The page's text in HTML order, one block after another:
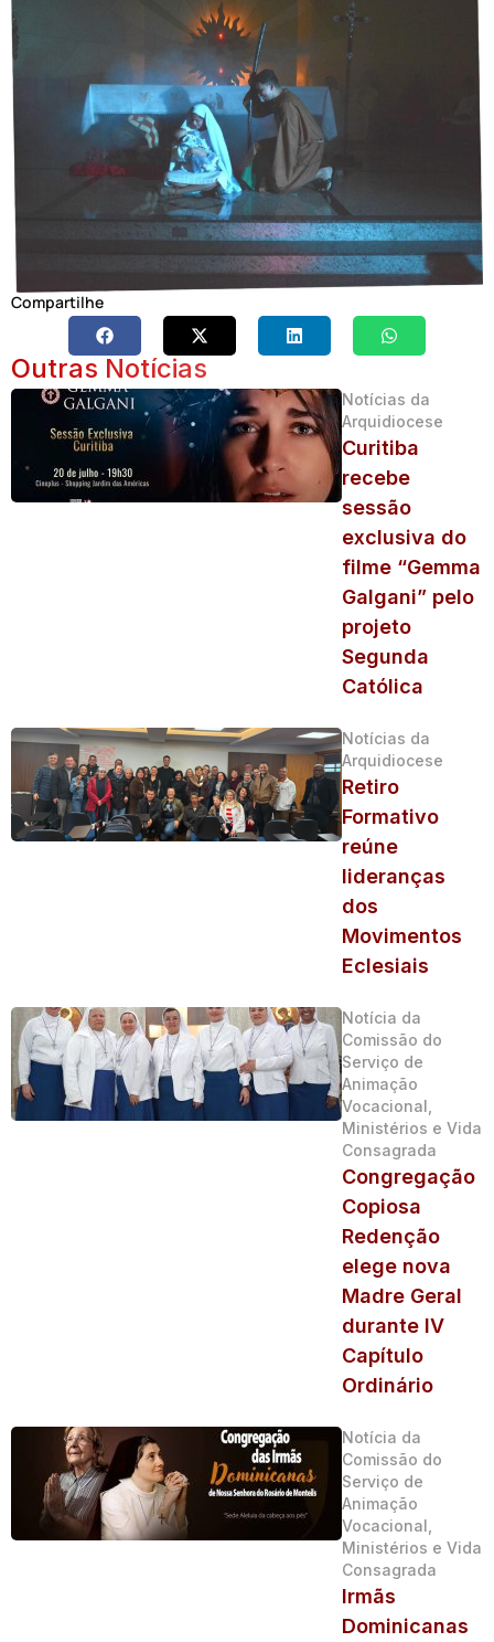
Compartilhe
Outras Notícias
Notícias da
Arquidiocese
Curitiba
recebe
sessão
exclusiva do
filme “Gemma
Galgani” pelo
projeto
Segunda
Católica
Notícias da
Arquidiocese
Retiro
Formativo
reúne
lideranças
dos
Movimentos
Eclesiais
Notícia da
Comissão do
Serviço de
Animação
Vocacional,
Ministérios e Vida
Consagrada
Congregação
Copiosa
Redenção
elege nova
Madre Geral
durante IV
Capítulo
Ordinário
Notícia da
Comissão do
Serviço de
Animação
Vocacional,
Ministérios e Vida
Consagrada
Irmãs
Dominicanas